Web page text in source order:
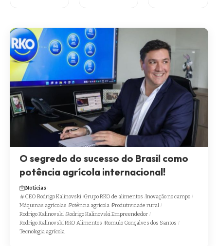
O segredo do sucesso do Brasil como
potência agrícola internacional!
Noticias
CEO Rodrigo Kalinovski Grupo RKO de alimentos Inovação no campo
Máquinas agrícolas Potência agrícola Produtividade rural
Rodrigo Kalinovski Rodrigo Kalinovski Empreendedor
Rodrigo Kalinovski RKO Alimentos Romulo Gonçalves dos Santos
Tecnologia agrícola